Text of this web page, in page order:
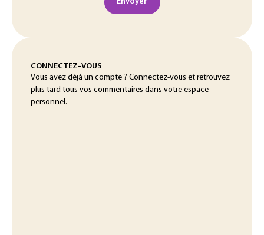
CONNECTEZ-VOUS
Vous avez déjà un compte ? Connectez-vous et retrouvez
plus tard tous vos commentaires dans votre espace
personnel.